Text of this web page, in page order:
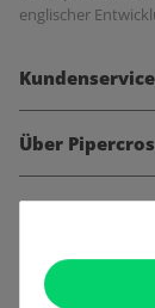
englischer
Kundenservice
Über
Informationen
Gesetzliche